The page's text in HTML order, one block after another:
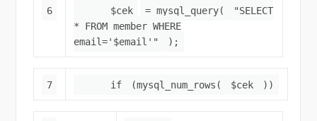
6 $cek = mysql_query(
"SELECT
* FROM member WHERE
email='$email'"
);
7 if (mysql_num_rows( $cek ))